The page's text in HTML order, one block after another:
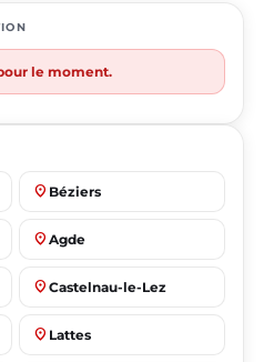
le moment.
place Béziers
place Agde
place Castelnau-le-Lez
place Lattes